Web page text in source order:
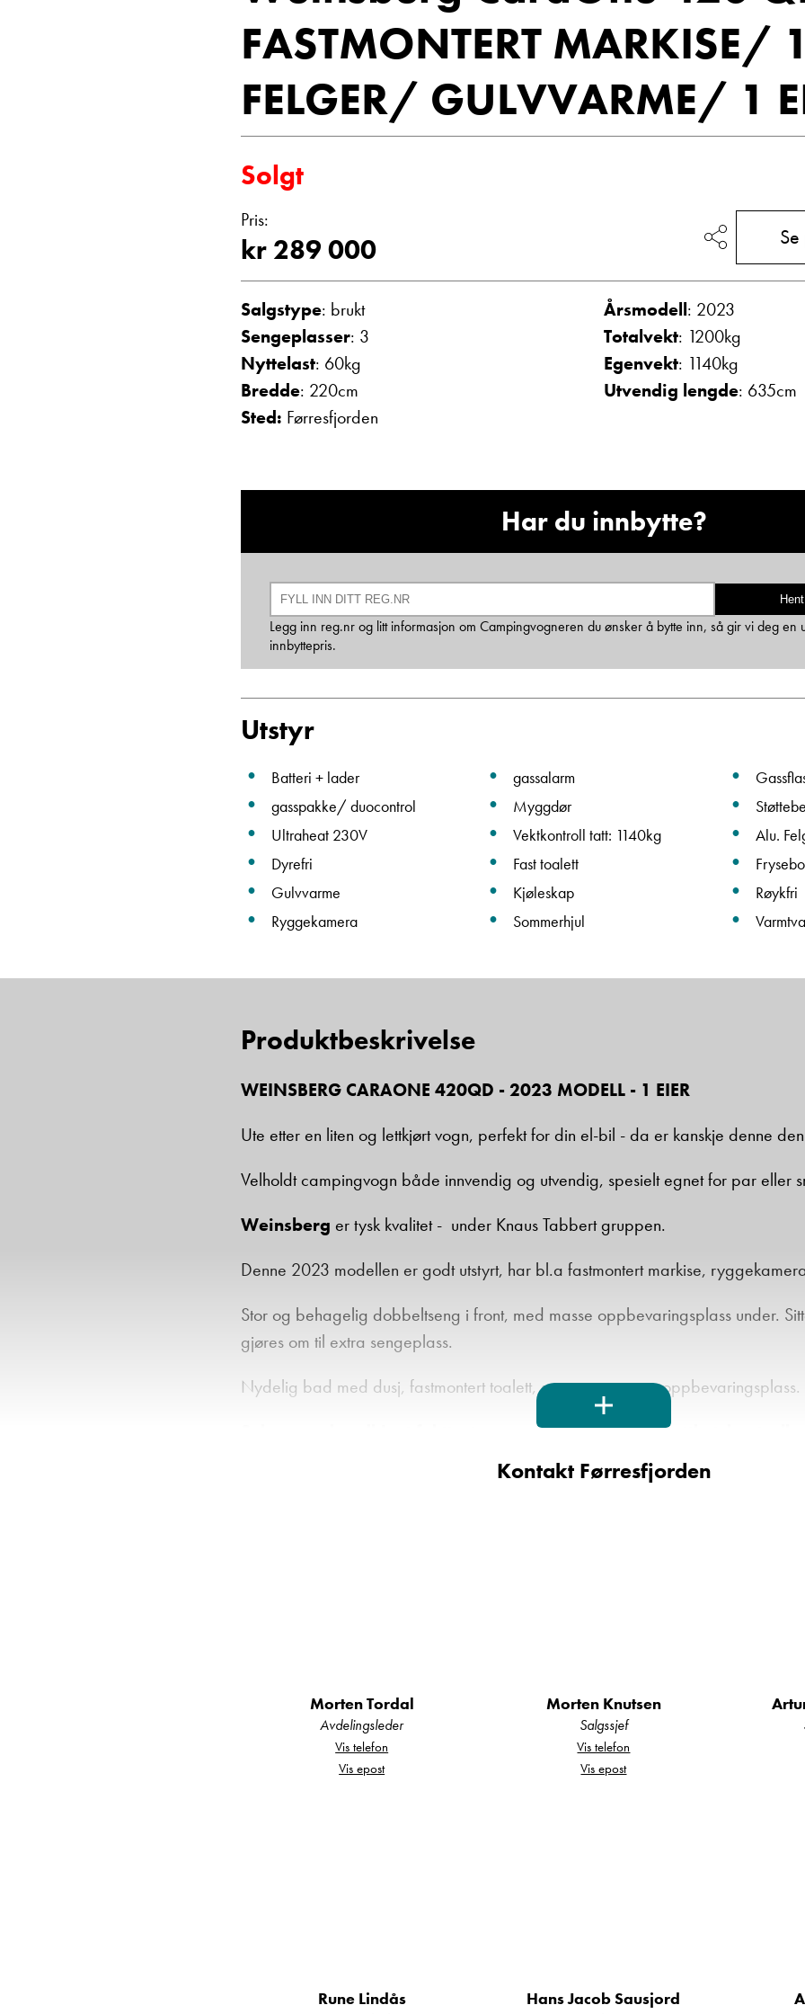
Vis epost
Vis epost
Vis telefon
Vis epost
Lurer du på noe? Spør!
Personvernerklæring
Ta kontakt
FASTMONTERT MARKISE/
FELGER/ GULVVARME/ 1
Solgt
Pris:
kr 289 000
Salgstype: brukt Årsmodell: 2023
Sengeplasser: 3 Totalvekt: 1200kg
Nyttelast: 60kg Egenvekt: 1140kg
Bredde: 220cm Utvendig lengde: 635cm
Sted: Førresfjorden
Har du innbytte?
Legg inn reg.nr og litt informasjon om Campingvogneren du ønsker å bytte inn, så gir vi deg en
innbyttepris.
Utstyr
Batteri + lader gassalarm
gasspakke/ duocontrol
Myggdør
Ultraheat 230V
Vektkontroll tatt: 1140kg
Alu.
Dyrefri
Fast toalett
Gulvvarme
Kjøleskap
Røykfri
Ryggekamera
Sommerhjul
Produktbeskrivelse
WEINSBERG CARAONE 420QD - 2023 MODELL - 1 EIER
Ute etter en liten og lettkjørt vogn, perfekt for din el-bil - da er kanskje denne
Velholdt campingvogn både innvendig og utvendig, spesielt egnet for par eller
Weinsberg er tysk kvalitet - under Knaus Tabbert gruppen.
Denne 2023 modellen er godt utstyrt, har bl.a fastmontert markise,
Stor og behagelig dobbeltseng i front, med masse oppbevaringsplass under.
gjøres om til extra sengeplass.
Nydelig bad med dusj, fastmontert toalett, servant og masseoppbevaringsplass.
Selges med godkjent fukttest og gassertifikat! Årlig tetthetskontroll
Vektkontroll er tatt hos oss, og egenvekten er inkludert alt
17" Alufelger ( Antrasit lakk i exclusiv Weinsberg design)
Gassalarm
Kjøleskap m/frys
Gassflaske
Kontakt Førresfjorden
Morten Tordal
Avdelingsleder
Vis telefon
Vis epost
Morten Knutsen
Salgssjef
Vis telefon
Vis epost
Rune Lindås Hans Jacob Sausjord